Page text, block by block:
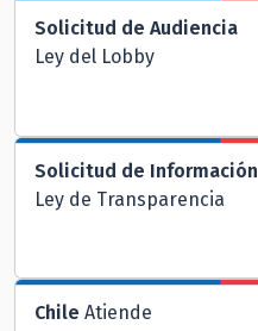
Solicitud de Audiencia
Ley del Lobby
Solicitud de Información
Ley de Transparencia
Chile Atiende